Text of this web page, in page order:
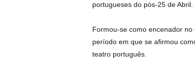
portugueses do pós-25 de Abril.
Formou-se como encenador
período em que se afirmou
teatro português.